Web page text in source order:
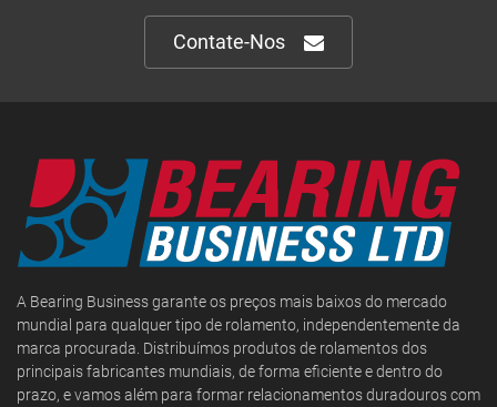
Contate-Nos
A Bearing Business garante os preços mais baixos do mercado
mundial para qualquer tipo de rolamento, independentemente da
marca procurada. Distribuímos produtos de rolamentos dos
principais fabricantes mundiais, de forma eficiente e dentro do
prazo, e vamos além para formar relacionamentos duradouros com